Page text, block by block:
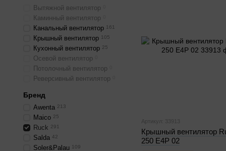
Артикул: 33913
Крышный вентилятор
250 E4P 02
Вытяжной вентилятор
Каминный вентилятор
Канальный вентилятор 161
Крышный вентилятор 105
Кухонный вентилятор 25
Осевой вентилятор
Потолочный вентилятор
Реверсивный вентилятор
Бренд
Awenta 213
Maico 25
Ruck 291
Salda 42
Soler&Palau 109